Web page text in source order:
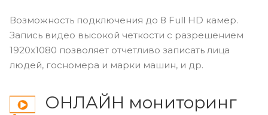
Возможность подключения до 8 Full HD камер.
Запись видео высокой четкости с разрешением
1920х1080 позволяет отчетливо записать лица
людей, госномера и марки машин, и др.
ОНЛАЙН мониторинг